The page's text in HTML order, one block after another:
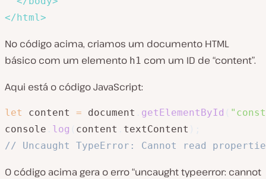
</html >
No código acima, criamos um documento HTML
básico com um elemento h1 com um ID de “content”.
Aqui está o código JavaScript:
let content = document getElementById
console
log content textContent
// Uncaught TypeError: Cannot read
O código acima gera o erro “uncaught typeerror: cannot